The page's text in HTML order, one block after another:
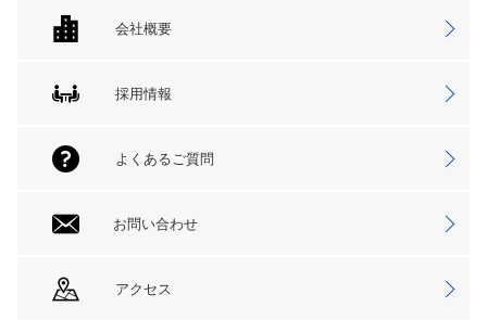
会社概要
採用情報
よくあるご質問
お問い合わせ
アクセス